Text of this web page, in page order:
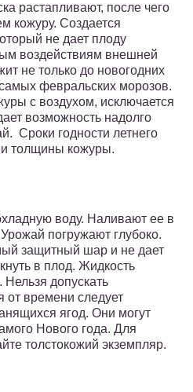
растапливают, после чего
кожуру. Создается
не дает плоду
воздействиям внешней
не только до новогодних
февральских морозов.
с воздухом, исключается
возможность надолго
Сроки годности летнего
и толщины кожуры.
воду. Наливают ее в
погружают глубоко.
защитный шар и не дает
в плод. Жидкость
допускать
времени следует
ягод. Они могут
Нового года. Для
толстокожий экземпляр.